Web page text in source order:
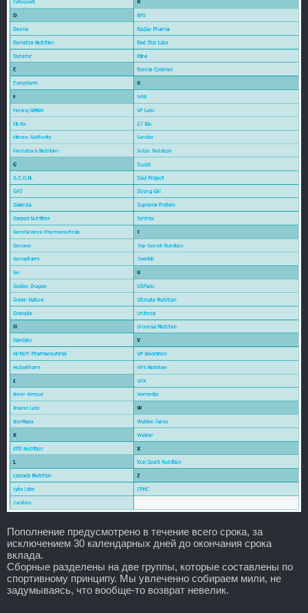
Пополнение предусмотрено в течение всего срока, за
исключением 30 календарных дней до окончания срока
вклада.
Сборные разделены на две группы, которые составлены по
спортивному принципу. Мы увлеченно собираем мили, не
задумываясь, что вообще-то возврат невелик.